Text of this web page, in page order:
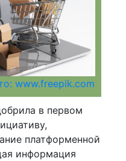
www.freepik.com
в первом
платформенной
информация